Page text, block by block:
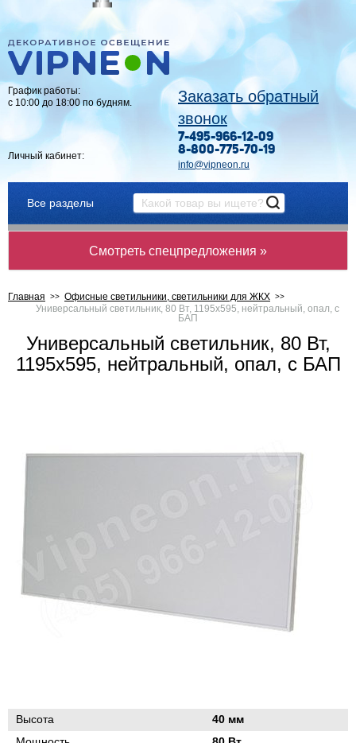
График работы:
с 10:00 до 18:00 по будням.
Личный кабинет:
Заказать обратный
звонок
7-495-966-12-09
8-800-775-70-19
info@vipneon.ru
Все разделы
Смотреть спецпредложения »
Главная
Офисные светильники, светильники для ЖКХ
Универсальный светильник, 80 Вт, 1195x595, нейтральный, опал, с
БАП
Универсальный светильник, 80 Вт,
1195x595, нейтральный, опал, с БАП
Высота
40 мм